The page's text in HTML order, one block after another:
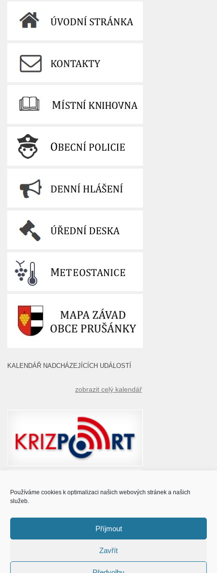
Používáme cookies k optimalizaci našich webových stránek a našich
služeb.
Příjmout
Zavřít
KALENDÁŘ NADCHÁZEJÍCÍCH UDÁLOSTÍ
zobrazit celý kalendář
© Obec Prušánky 2015 - 2023